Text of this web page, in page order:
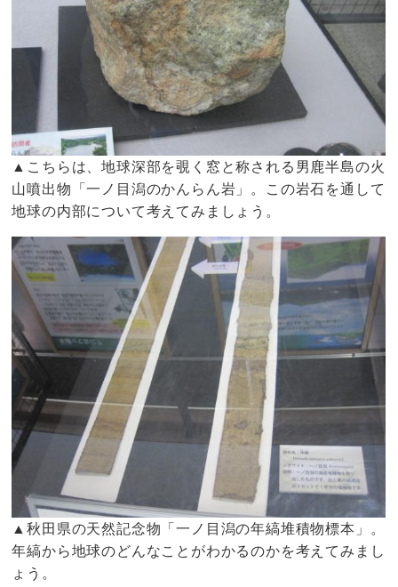
▲こちらは、地球深部を覗く窓と称される男鹿半島の火
山噴出物「一ノ目潟のかんらん岩」。この岩石を通して
地球の内部について考えてみましょう。
▲秋田県の天然記念物「一ノ目潟の年縞堆積物標本」。
年縞から地球のどんなことがわかるのかを考えてみまし
ょう。